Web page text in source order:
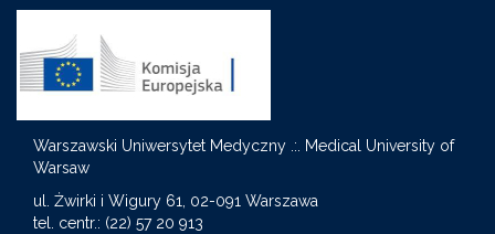
Warszawski Uniwersytet Medyczny .:. Medical University of
Warsaw
ul. Żwirki i Wigury 61, 02-091 Warszawa
tel. centr.: (22) 57 20 913